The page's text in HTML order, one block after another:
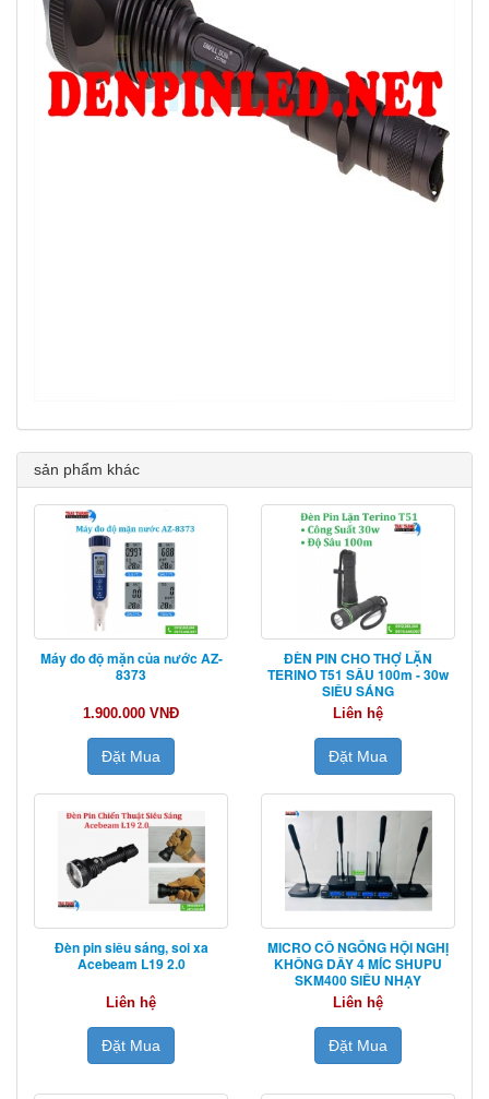
sản phẩm khác
Máy đo độ mặn của nước AZ-
8373
1.900.000 VNĐ
Đặt Mua
ĐÈN PIN CHO THỢ LẶN
TERINO T51 SÂU 100m - 30w
SIÊU SÁNG
Liên hệ
Đặt Mua
Đèn pin siêu sáng, soi xa
Acebeam L19 2.0
Liên hệ
Đặt Mua
MICRO CỔ NGỖNG HỘI NGHỊ
KHÔNG DÂY 4 MÍC SHUPU
SKM400 SIÊU NHẠY
Liên hệ
Đặt Mua